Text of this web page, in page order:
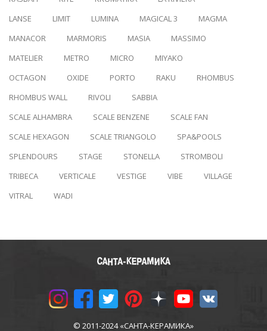
LANSE
LIMIT LUMINA MAGICAL 3
MAGMA
MANACOR
MARMORIS MASIA
MASSIMO
MATELIER
METRO MICRO
MIYAKO
OCTAGON
OXIDE PORTO RAKU
RHOMBUS
RHOMBUS WALL
RIVOLI
SABBIA
SCALE ALHAMBRA
SCALE BENZENE
SCALE FAN
SCALE HEXAGON
SCALE TRIANGOLO
SPA&POOLS
SPLENDOURS
STAGE STONELLA
STROMBOLI
TRIBECA
VERTICALE VESTIGE VIBE
VILLAGE
VITRAL
WADI
© 2011-2024 «САНТА-КЕРАМИКА»